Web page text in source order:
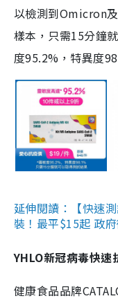
以檢測到Omicron
樣本，只需15分鐘
度95.2%，特異度
延伸閱讀：【快速
裝！最平$15起 政
YHLO新冠病毒快速
健康食品品牌